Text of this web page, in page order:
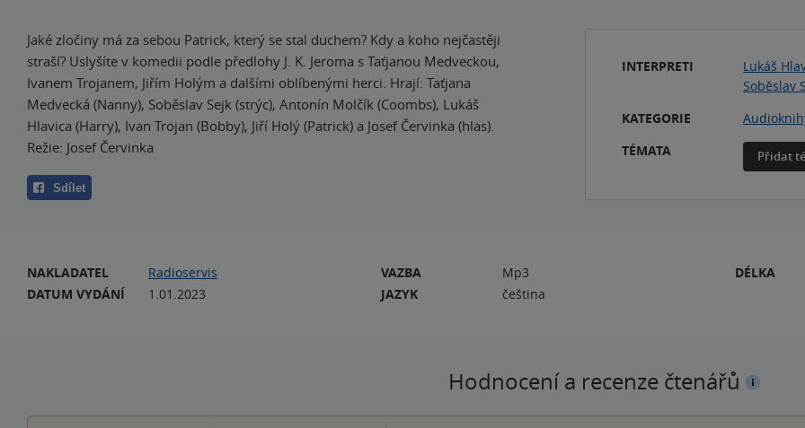
Jaké zločiny má za sebou Patrick, který se stal duchem? Kdy a koho nejčastěji
straší? Uslyšíte v komedii podle předlohy J. K. Jeroma s Taťjanou Medveckou,
Ivanem Trojanem, Jiřím Holým a dalšími oblíbenými herci. Hrají: Taťjana
Medvecká (Nanny), Soběslav Sejk (strýc), Antonín Molčík (Coombs), Lukáš
Hlavica (Harry), Ivan Trojan (Bobby), Jiří Holý (Patrick) a Josef Červinka (hlas).
Režie: Josef Červinka
Sdílet
INTERPRETI Lukáš
Soběslav
KATEGORIE
TÉMATA
Přidat
NAKLADATEL
Radioservis
DATUM VYDÁNÍ
1.01.2023
VAZBA
Mp3
JAZYK
čeština
DÉLKA
Hodnocení a recenze čtenářů